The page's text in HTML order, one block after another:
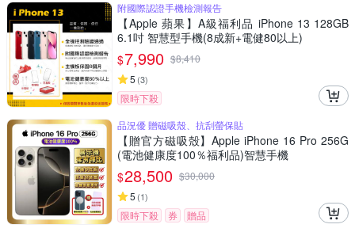
附國際認證手機檢測報告
【Apple 蘋果】A級福利品 iPhone 13 128GB
6.1吋 智慧型手機(8成新+電健80以上)
$7,990 $8,410
5 (3)
限時下殺
品況優 贈磁吸殼、抗刮螢保貼
【贈官方磁吸殼】Apple iPhone 16 Pro 256G
(電池健康度100％福利品)智慧手機
$28,500 $30,000
5 (1)
限時下殺 券
贈品